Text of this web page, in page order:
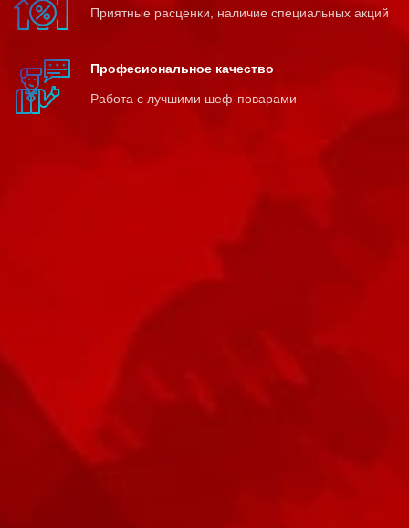
Приятные расценки, наличие специальных акций
Професиональное качество
Работа с лучшими шеф-поварами